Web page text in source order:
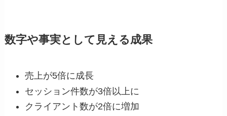
数字や事実として見える成果
売上が5倍に成長
セッション件数が3倍以上に
クライアント数が2倍に増加